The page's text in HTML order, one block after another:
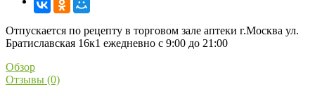
Отпускается по рецепту в торговом зале аптеки г.Москва ул.
Братиславская 16к1 ежедневно с 9:00 до 21:00
Обзор
Отзывы (0)